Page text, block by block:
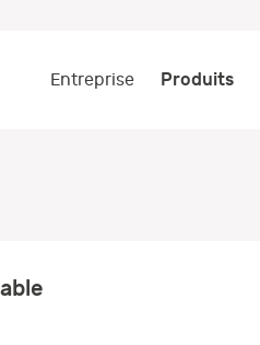
Entreprise Produits